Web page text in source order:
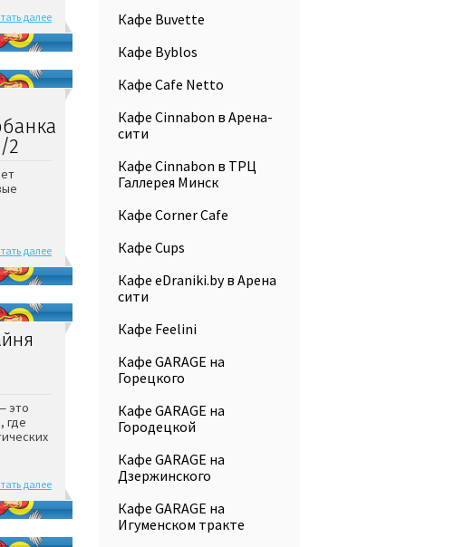
далее
2
далее
это
где
далее
Кафе Buvette
Кафе Byblos
Кафе Cafe Netto
Кафе Cinnabon в Арена-
сити
Кафе Cinnabon в ТРЦ
Галлерея Минск
Кафе Corner Cafe
Кафе Cups
Кафе eDraniki.by в Арена
сити
Кафе Feelini
Кафе GARAGE на
Горецкого
Кафе GARAGE на
Городецкой
Кафе GARAGE на
Дзержинского
Кафе GARAGE на
Игуменском тракте